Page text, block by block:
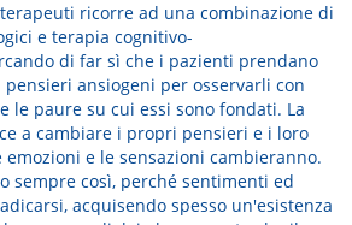
ricorre ad una combinazione di
e terapia cognitivo-
di far sì che i pazienti prendano
ansiogeni per osservarli con
le paure su cui essi sono fondati. La
a cambiare i propri pensieri e i loro
e le sensazioni cambieranno.
sempre così, perché sentimenti ed
acquisendo spesso un'esistenza